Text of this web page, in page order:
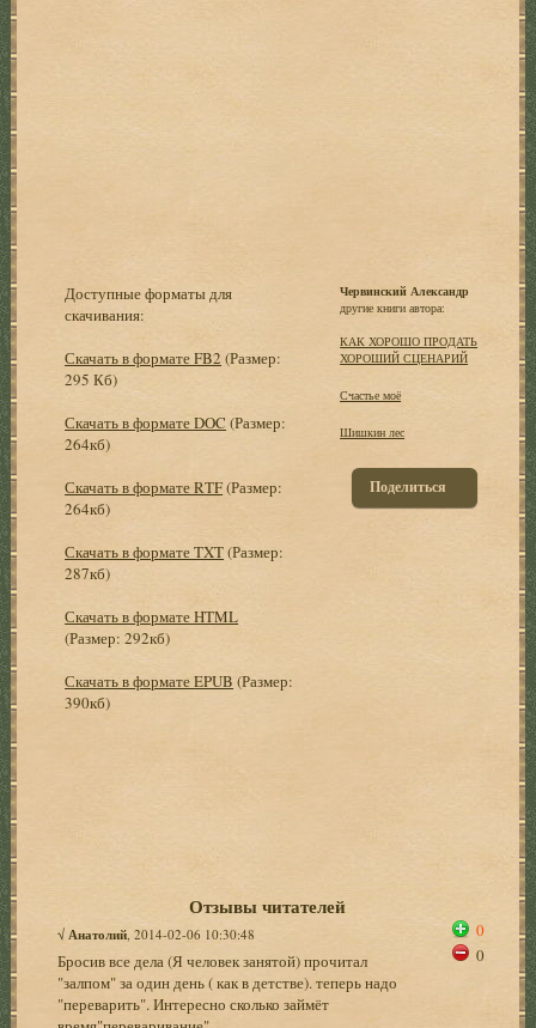
Доступные форматы для
скачивания:
Скачать в формате FB2 (Размер:
295 Кб)
Скачать в формате DOC (Размер:
264кб)
Скачать в формате RTF(Размер:
264кб)
Скачать в формате TXT(Размер:
287кб)
Скачать в формате HTML
(Размер: 292кб)
Скачать в формате EPUB (Размер:
390кб)
Червинский Александр
другие книги автора:
КАК ХОРОШО ПРОДАТЬ
ХОРОШИЙ СЦЕНАРИЙ
Счастье моё
Шишкин лес
Поделиться
Отзывы читателей
√ Анатолий , 2014-02-06 10:30:48
Бросив все дела (Я человек занятой) прочитал
"залпом" за один день ( как в детстве). теперь надо
"переварить". Интересно сколько займёт
0
0